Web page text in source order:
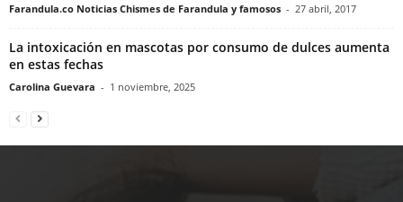
Farandula.co Noticias Chismes de Farandula y famosos - 27 abril, 2017
La intoxicación en mascotas por consumo de dulces aumenta
en estas fechas
Carolina Guevara - 1 noviembre, 2025